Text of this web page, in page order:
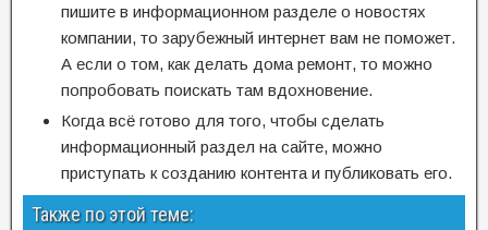
пишите в информационном разделе о новостях
компании, то зарубежный интернет вам не поможет.
А если о том, как делать дома ремонт, то можно
попробовать поискать там вдохновение.
Когда всё готово для того, чтобы сделать
информационный раздел на сайте, можно
приступать к созданию контента и публиковать его.
Также по этой теме: